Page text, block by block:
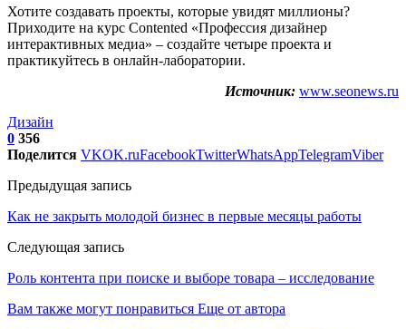
Хотите создавать проекты, которые увидят миллионы?
Приходите на курс Contented «Профессия дизайнер
интерактивных медиа» – создайте четыре проекта и
практикуйтесь в онлайн-лаборатории.
Источник: www.seonews.ru
Дизайн
0 356
Поделится VKOK.ruFacebookTwitterWhatsAppTelegramViber
Предыдущая запись
Как не закрыть молодой бизнес в первые месяцы работы
Следующая запись
Роль контента при поиске и выборе товара – исследование
Вам также могут понравиться Еще от автора